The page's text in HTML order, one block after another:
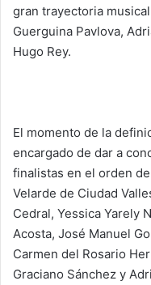
gran trayectoria
Guerguina Pavlova,
Hugo Rey.
El momento de la
encargado de dar a
finalistas en el orden
Velarde de Ciudad
Cedral, Yessica Yarely
Acosta, José Manuel
Carmen del Rosario
Graciano Sánchez y